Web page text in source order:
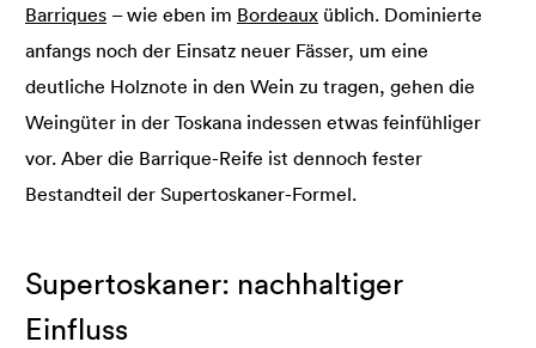
Barriques – wie eben im Bordeaux üblich. Dominierte
anfangs noch der Einsatz neuer Fässer, um eine
deutliche Holznote in den Wein zu tragen, gehen die
Weingüter in der Toskana indessen etwas feinfühliger
vor. Aber die Barrique-Reife ist dennoch fester
Bestandteil der Supertoskaner-Formel.
Supertoskaner: nachhaltiger
Einfluss